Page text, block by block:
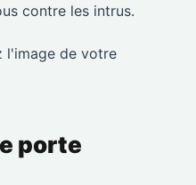
contre les intrus.
l'image de votre
porte